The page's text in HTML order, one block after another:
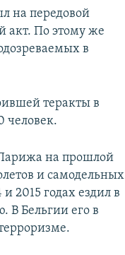
на передовой
акт. По этому же
в
теракты в
человек.
Парижа на прошлой
и самодельных
2015 годах ездил в
В Бельгии его в